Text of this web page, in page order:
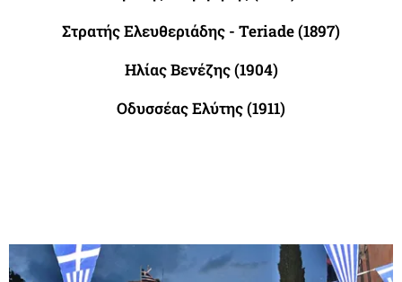
Στρατής Ελευθεριάδης - Teriade (1897)
Ηλίας Βενέζης (1904)
Οδυσσέας Ελύτης (1911)